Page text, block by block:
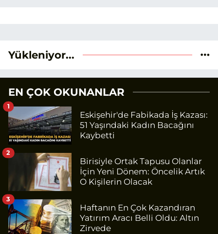
Yükleniyor...
EN ÇOK OKUNANLAR
Eskişehir'de Fabikada İş Kazası:
51 Yaşındaki Kadın Bacağını
Kaybetti
1
Birisiyle Ortak Tapusu Olanlar
İçin Yeni Dönem: Öncelik Artık
O Kişilerin Olacak
2
Haftanın En Çok Kazandıran
Yatırım Aracı Belli Oldu: Altın
Zirvede
3